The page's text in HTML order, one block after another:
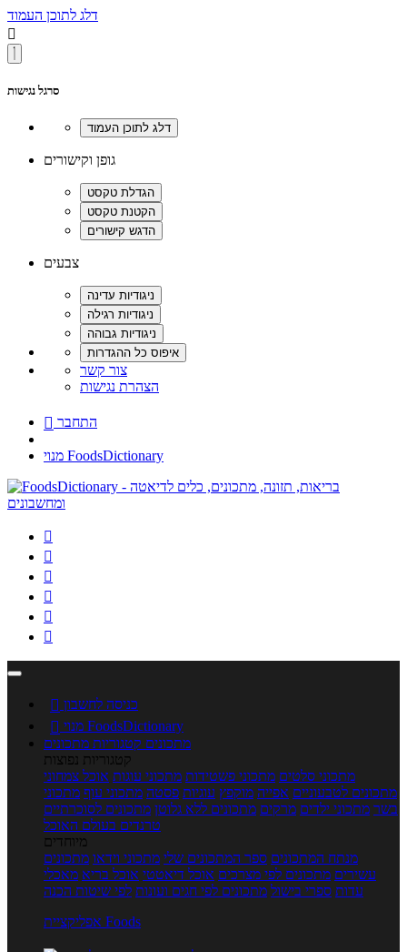
דלג לתוכן העמוד

סרגל נגישות
גופן וקישורים
צבעים
צור קשר
הצהרת נגישות
 התחבר
מנוי FoodsDictionary






 כניסה לחשבון

מנוי FoodsDictionary
מתכונים קטגוריות מתכונים
קטגוריות נפוצות
מתכוני סלטים מתכוני פשטידות מתכוני עוגות אוכל צמחוני
מתכונים לטבעוניים אפייה מוקפץ עוגיות פסטה מתכוני עוף מתכוני
בשר מתכוני ילדים מרקים מתכונים ללא גלוטן מתכונים לסוכרתיים
טרנדים בעולם האוכל
מיוחדים
מנתח המתכונים ספר המתכונים שלי מתכוני וידאו מתכונים
עשירים מתכונים לפי מצרכים אוכל דיאטטי אוכל בריא מאכלי
עדות ספרי בישול מתכונים לפי חגים ועונות לפי שיטות הכנה
אפליקציית Foods